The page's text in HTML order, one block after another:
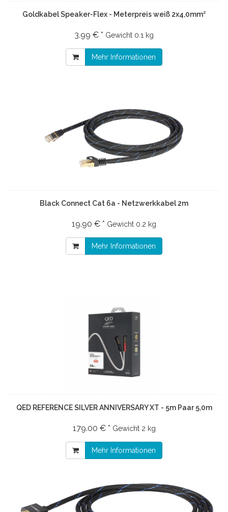
Goldkabel Speaker-Flex - Meterpreis weiß 2x4,0mm²
3.99 € * Gewicht 0.1 kg
Mehr Informationen
Black Connect Cat 6a - Netzwerkkabel 2m
19.90 € * Gewicht 0.2 kg
Mehr Informationen
QED REFERENCE SILVER ANNIVERSARY XT - 5m Paar 5,0m
179.00 € * Gewicht 2 kg
Mehr Informationen